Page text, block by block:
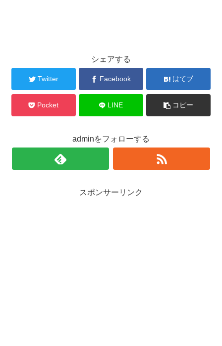
シェアする
Twitter Facebook はてブ
Pocket LINE コピー
adminをフォローする
スポンサーリンク